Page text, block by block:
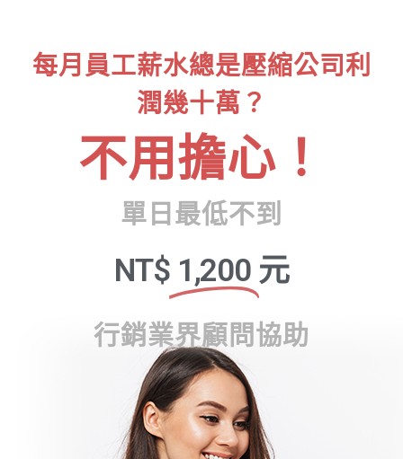
每月員工薪水總是壓縮公司利
潤幾十萬？
不用擔心！
單日最低不到
NT$ 1,200 元
行銷業界顧問協助